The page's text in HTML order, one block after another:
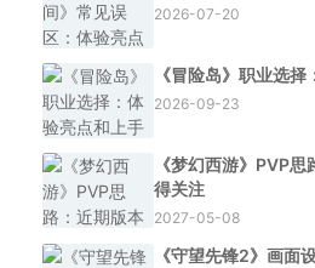
2026-07-20
《冒险岛》职业选
2026-09-23
《梦幻西游》PVP
得关注
2027-05-08
《守望先锋2》画面